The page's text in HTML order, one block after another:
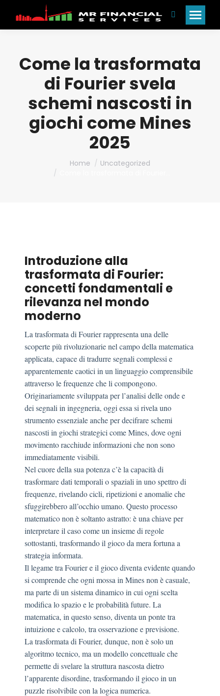
Search:
Come la trasformata
di Fourier svela
schemi nascosti in
giochi come Mines
2025
Home
Uncategorized
Introduzione alla
trasformata di Fourier:
concetti fondamentali e
rilevanza nel mondo
moderno
La trasformata di Fourier rappresenta una delle
scoperte più rivoluzionarie nel campo della matematica
applicata, capace di tradurre segnali complessi e
apparentemente caotici in un linguaggio comprensibile
attraverso le frequenze che li compongono.
Originariamente sviluppata per l’analisi delle onde e
dei segnali in ingegneria, oggi essa si rivela uno
strumento essenziale anche per decifrare schemi
nascosti in giochi strategici come Mines, dove ogni
movimento racchiude informazioni che non sono
immediatamente visibili.
Nel cuore della sua potenza c’è la capacità di
trasformare dati temporali o spaziali in uno spettro di
frequenze, rivelando cicli, ripetizioni e anomalie che
sfuggirebbero all’occhio umano. Questo processo
matematico non è soltanto astratto: è una chiave per
interpretare il caso come un insieme di regole
sottostanti, trasformando il gioco da mera fortuna a
strategia informata.
Il legame tra Fourier e il gioco diventa evidente quando
si comprende che ogni mossa in Mines non è casuale,
ma parte di un sistema dinamico in cui ogni scelta
modifica lo spazio e le probabilità future. La
matematica, in questo senso, diventa un ponte tra
intuizione e calcolo, tra osservazione e previsione.
La trasformata di Fourier, dunque, non è solo un
algoritmo tecnico, ma un modello concettuale che
permette di svelare la struttura nascosta dietro
l’apparente disordine, trasformando il gioco in un
puzzle risolvibile con la logica numerica.